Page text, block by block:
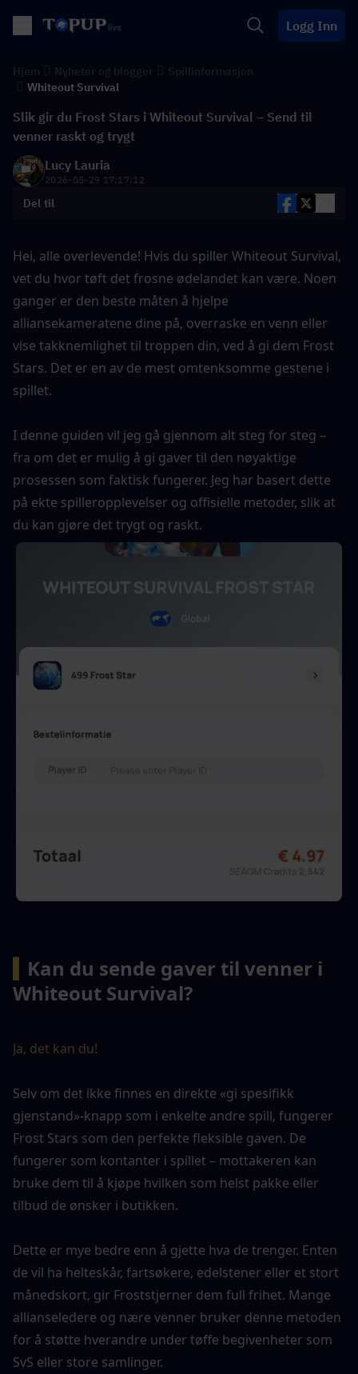
Logg Inn
Whiteout Survival
Slik gir du Frost Stars i Whiteout Survival – Send til
venner raskt og trygt
Lucy Lauria
2026-05-29 17:17:12
Del til
Hei, alle overlevende! Hvis du spiller Whiteout Survival,
vet du hvor tøft det frosne ødelandet kan være. Noen
ganger er den beste måten å hjelpe
alliansekameratene dine på, overraske en venn eller
vise takknemlighet til troppen din, ved å gi dem Frost
Stars. Det er en av de mest omtenksomme gestene i
spillet.
I denne guiden vil jeg gå gjennom alt steg for steg –
fra om det er mulig å gi gaver til den nøyaktige
prosessen som faktisk fungerer. Jeg har basert dette
på ekte spilleropplevelser og offisielle metoder, slik at
du kan gjøre det trygt og raskt.
Kan du sende gaver til venner i
Whiteout Survival?
Ja, det kan du!
Selv om det ikke finnes en direkte «gi spesifikk
gjenstand»-knapp som i enkelte andre spill, fungerer
Frost Stars som den perfekte fleksible gaven. De
fungerer som kontanter i spillet – mottakeren kan
bruke dem til å kjøpe hvilken som helst pakke eller
tilbud de ønsker i butikken.
Dette er mye bedre enn å gjette hva de trenger. Enten
de vil ha helteskår, fartsøkere, edelstener eller et stort
månedskort, gir Froststjerner dem full frihet. Mange
allianseledere og nære venner bruker denne metoden
for å støtte hverandre under tøffe begivenheter som
SvS eller store samlinger.